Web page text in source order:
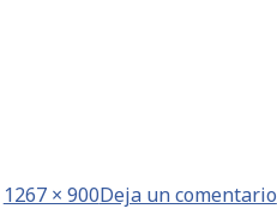
1267 × 900Deja un comentario